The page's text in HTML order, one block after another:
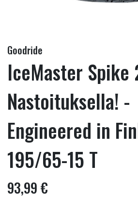
Goodride
IceMaster
Nastoituksella! -
Engineered in
195/65-15 T
93,99 €